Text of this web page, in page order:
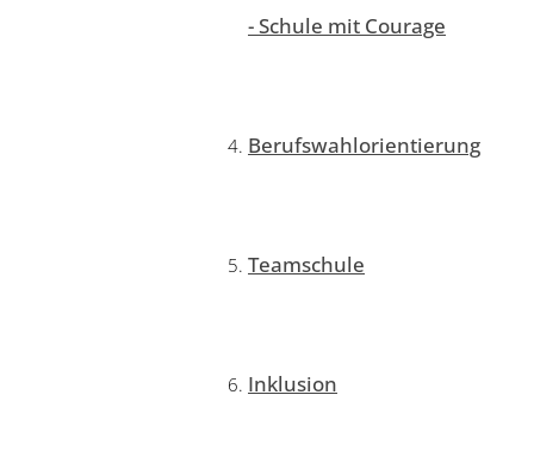
- Schule mit Courage
Berufswahlorientierung
Teamschule
Inklusion